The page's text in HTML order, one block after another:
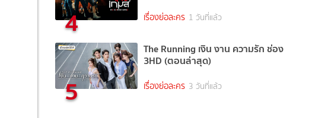
4 เรื่องย่อละคร 1 วันที่แล้ว
5
The Running เงิน งาน ความรัก ช่อง
3HD (ตอนล่าสุด)
เรื่องย่อละคร 3 วันที่แล้ว